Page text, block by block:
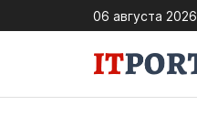
06 августа 2026